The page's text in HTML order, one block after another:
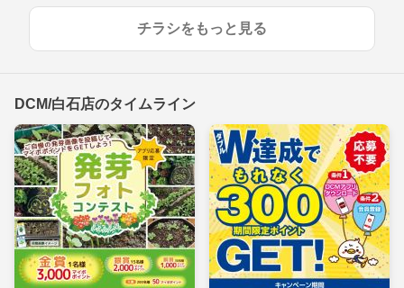
チラシをもっと見る
DCM/白石店のタイムライン